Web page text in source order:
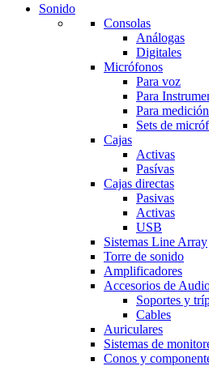
TP 450X I7
Shop Now
Sonido
Consolas
Análogas
Digitales
Micrófonos
Para voz
Para
Para medición
Sets de
Cajas
Activas
Pasívas
Cajas directas
Pasivas
Activas
USB
Sistemas Line Array
Torre de sonido
Amplificadores
Accesorios de
Soportes y
Cables
Auriculares
Sistemas de
Conos y